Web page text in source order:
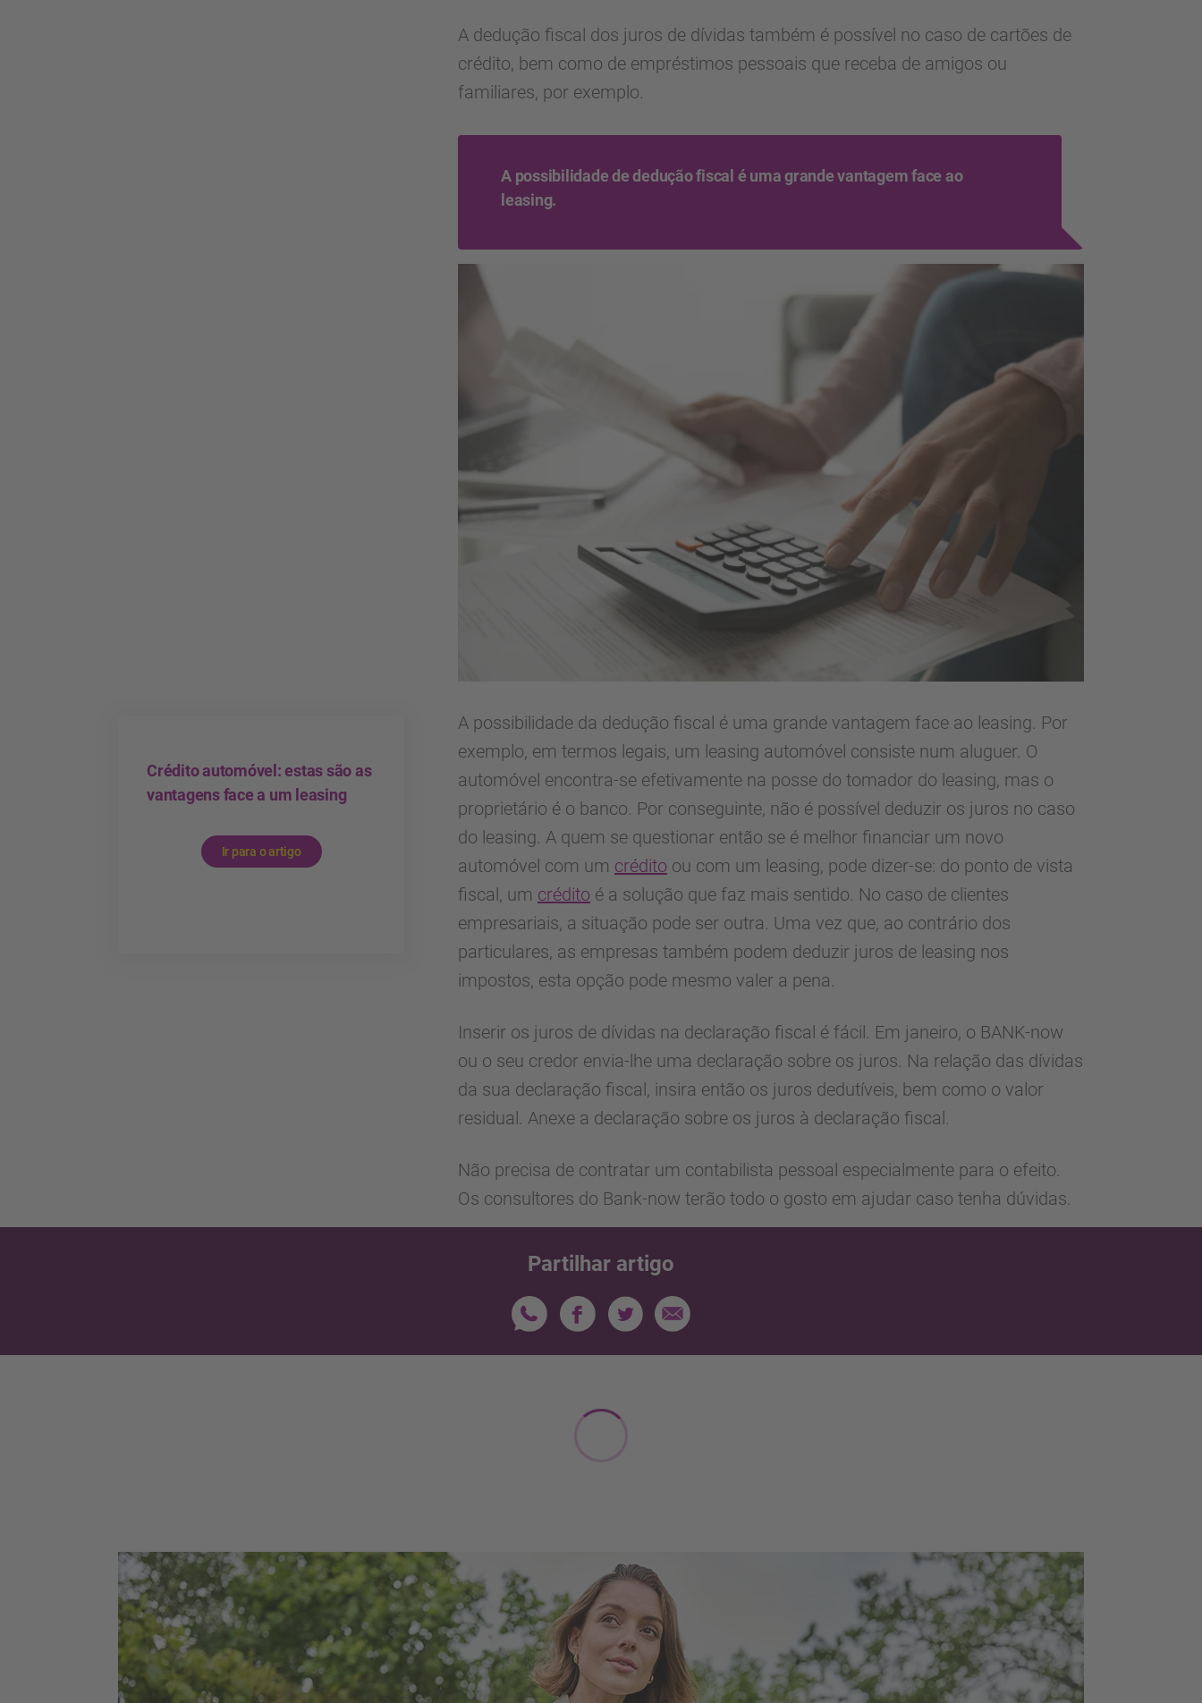
A dedução fiscal dos juros de dívidas também é possível no caso de cartões de
crédito, bem como de empréstimos pessoais que receba de amigos ou
familiares, por exemplo.
A possibilidade de dedução fiscal é uma grande vantagem face ao
leasing.
Crédito automóvel: estas são as
vantagens face a um leasing
Ir para o artigo
A possibilidade da dedução fiscal é uma grande vantagem face ao leasing. Por
exemplo, em termos legais, um leasing automóvel consiste num aluguer. O
automóvel encontra-se efetivamente na posse do tomador do leasing, mas o
proprietário é o banco. Por conseguinte, não é possível deduzir os juros no caso
do leasing. A quem se questionar então se é melhor financiar um novo
automóvel com um crédito ou com um leasing, pode dizer-se: do ponto de vista
fiscal, um crédito é a solução que faz mais sentido. No caso de clientes
empresariais, a situação pode ser outra. Uma vez que, ao contrário dos
particulares, as empresas também podem deduzir juros de leasing nos
impostos, esta opção pode mesmo valer a pena.
Inserir os juros de dívidas na declaração fiscal é fácil. Em janeiro, o BANK-now
ou o seu credor envia-lhe uma declaração sobre os juros. Na relação das dívidas
da sua declaração fiscal, insira então os juros dedutíveis, bem como o valor
residual. Anexe a declaração sobre os juros à declaração fiscal.
Não precisa de contratar um contabilista pessoal especialmente para o efeito.
Os consultores do Bank-now terão todo o gosto em ajudar caso tenha dúvidas.
Partilhar artigo